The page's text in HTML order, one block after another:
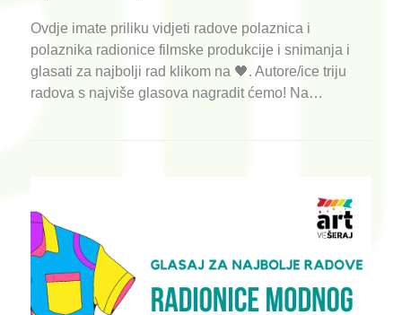
Ovdje imate priliku vidjeti radove polaznica i
polaznika radionice filmske produkcije i snimanja i
glasati za najbolji rad klikom na 🖤. Autore/ice triju
radova s najviše glasova nagradit ćemo! Na…